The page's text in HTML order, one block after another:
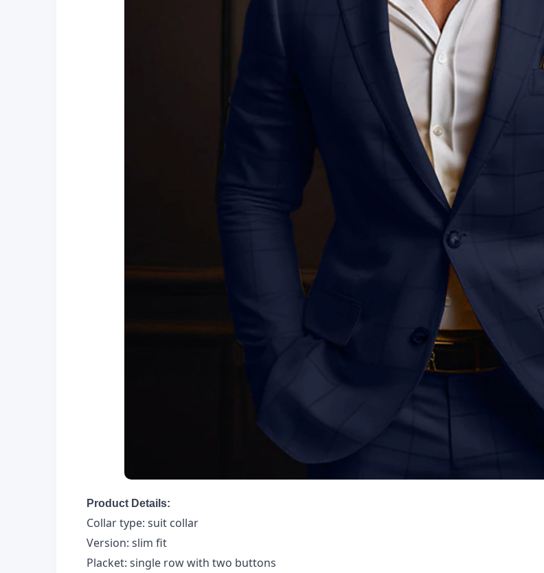
Product Details:
Collar type: suit collar
Version: slim fit
Placket: single row with two buttons